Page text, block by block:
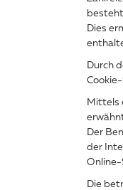
Dies
Durch
Mittels
Der
der
Online-
Die